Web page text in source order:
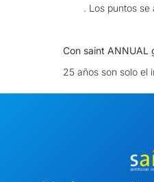
. Los puntos
Con saint ANNUAL
25 años son solo el